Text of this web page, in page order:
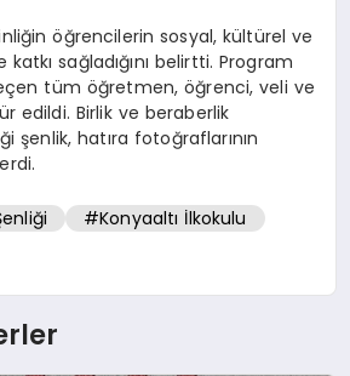
öğrencilerin sosyal, kültürel ve
sağladığını belirtti. Program
tüm öğretmen, öğrenci, veli ve
edildi. Birlik ve beraberlik
şenlik, hatıra fotoğraflarının
#Konyaaltı İlkokulu